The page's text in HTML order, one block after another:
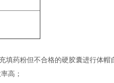
填药粉但不合格的硬胶囊进行体
高；